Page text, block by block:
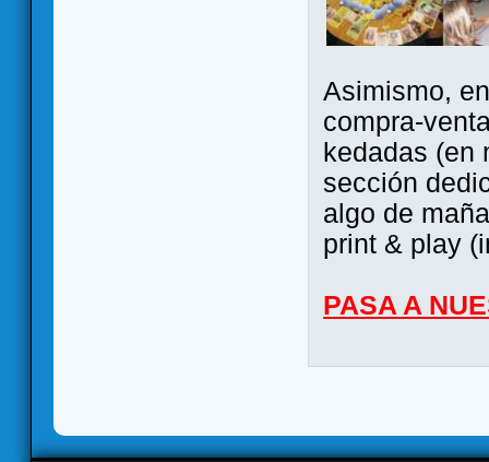
Asimismo,
compra-
kedadas (en
sección
algo de
print & play
PASA A